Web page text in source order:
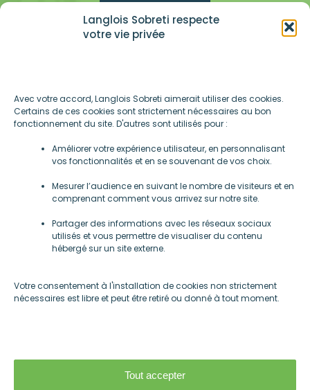
Langlois Sobreti respecte
votre vie privée
Avec votre accord, Langlois Sobreti aimerait utiliser des cookies.
Certains de ces cookies sont strictement nécessaires au bon
fonctionnement du site. D'autres sont utilisés pour :
Améliorer votre expérience utilisateur, en personnalisant
vos fonctionnalités et en se souvenant de vos choix.
Mesurer l’audience en suivant le nombre de visiteurs et en
comprenant comment vous arrivez sur notre site.
Partager des informations avec les réseaux sociaux
utilisés et vous permettre de visualiser du contenu
hébergé sur un site externe.
Votre consentement à l'installation de cookies non strictement
nécessaires est libre et peut être retiré ou donné à tout moment.
Tout accepter
En savoir plus
-
Gestions des cookies
Société
Cloisons amovibles
Réalisations
Agences